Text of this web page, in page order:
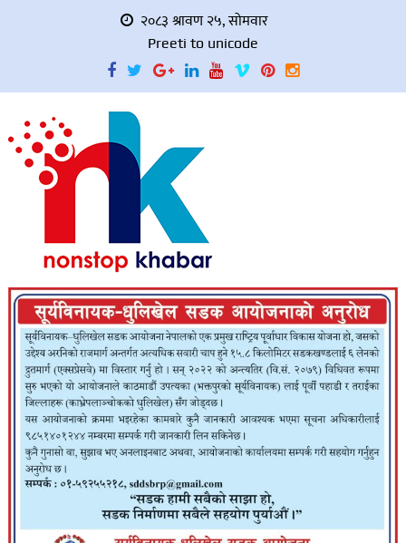
२०८३ श्रावण २५, सोमवार
Preeti to unicode